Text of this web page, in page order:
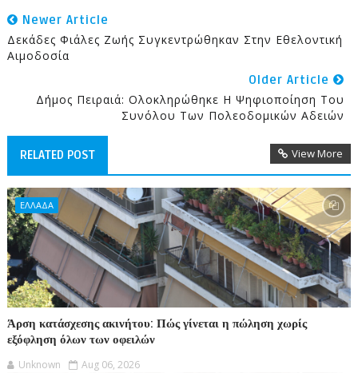
Newer Article
Δεκάδες Φιάλες Ζωής Συγκεντρώθηκαν Στην Εθελοντική
Αιμοδοσία
Older Article
Δήμος Πειραιά: Ολοκληρώθηκε Η Ψηφιοποίηση Του
Συνόλου Των Πολεοδομικών Αδειών
RELATED POST View More
ΕΛΛΑΔΑ
Άρση κατάσχεσης ακινήτου: Πώς γίνεται η πώληση χωρίς
εξόφληση όλων των οφειλών
Unknown Aug 06, 2026